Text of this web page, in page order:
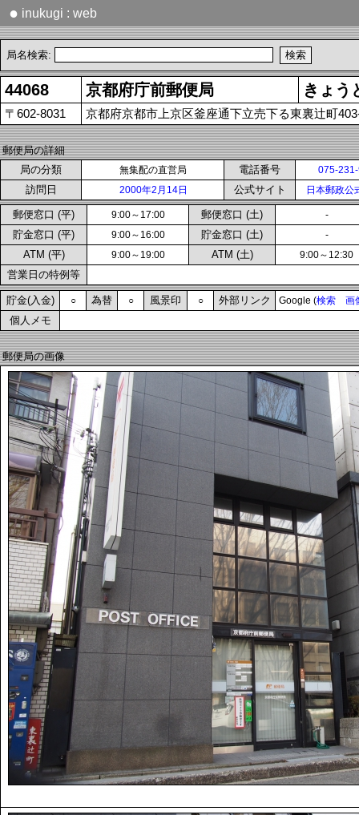
● inukugi : web
局名検索:
44068 京都府庁前郵便局 きょう
〒602-8031 京都府京都市上京区釜座通下立売下る東裏辻町
郵便局の詳細
局の分類
無集配の直営局 電話番号 075-
訪問日 2000年2月14日 公式サイト 日本郵政公
郵便窓口 (平) 9:00～17:00 郵便窓口 (土) -
貯金窓口 (平) 9:00～16:00 貯金窓口 (土) -
ATM (平) 9:00～19:00 ATM (土) 9:00～12:30
営業日の特例等
貯金(入金) ○ 為替 ○ 風景印 ○ 外部リンク Google (検索 画
個人メモ
郵便局の画像